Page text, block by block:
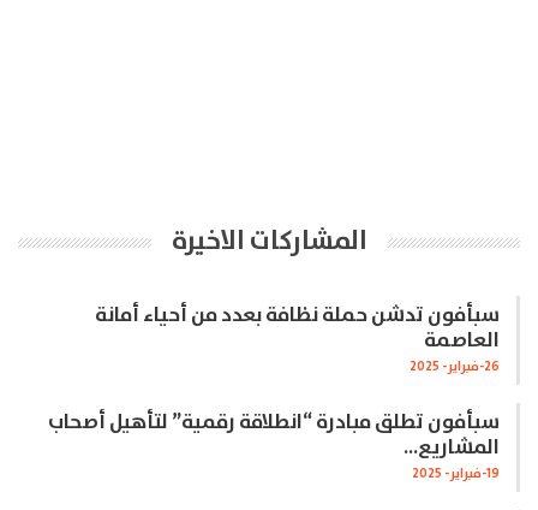
المشاركات الاخيرة
سبأفون تدشن حملة نظافة بعدد من أحياء أمانة
العاصمة
26-فبراير- 2025
سبأفون تطلق مبادرة “انطلاقة رقمية” لتأهيل أصحاب
المشاريع…
19-فبراير- 2025